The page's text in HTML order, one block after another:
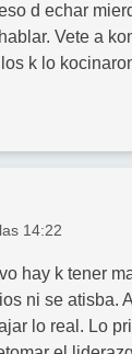
d echar
Vete a
k lo
14:22
hay k tener
ni se atisba.
lo real. Lo